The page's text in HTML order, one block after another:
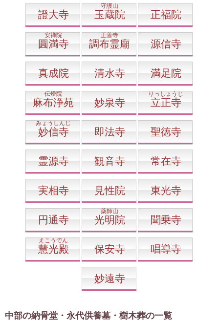
證大寺
守護山
玉蔵院 正福院
安禅院
圓満寺
正善寺
調布霊廟 源信寺
真成院 清水寺 満足院
伝燈院
麻布浄苑 妙泉寺
りっしょうじ
立正寺
みょうしんじ
妙信寺 即法寺 聖徳寺
霊源寺 観音寺 常在寺
実相寺 見性院 東光寺
円通寺
薬師山
光明院 聞乗寺
えこうでん
慧光殿 保安寺 唱導寺
妙遠寺
中部の納骨堂・永代供養墓・樹木葬の一覧